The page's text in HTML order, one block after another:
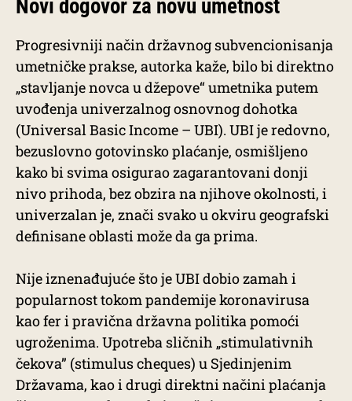
Novi dogovor za novu umetnost
Progresivniji način državnog subvencionisanja
umetničke prakse, autorka kaže, bilo bi direktno
„stavljanje novca u džepove“ umetnika putem
uvođenja univerzalnog osnovnog dohotka
(Universal Basic Income – UBI). UBI je redovno,
bezuslovno gotovinsko plaćanje, osmišljeno
kako bi svima osigurao zagarantovani donji
nivo prihoda, bez obzira na njihove okolnosti, i
univerzalan je, znači svako u okviru geografski
definisane oblasti može da ga prima.
Nije iznenađujuće što je UBI dobio zamah i
popularnost tokom pandemije koronavirusa
kao fer i pravična državna politika pomoći
ugroženima. Upotreba sličnih „stimulativnih
čekova” (stimulus cheques) u Sjedinjenim
Državama, kao i drugi direktni načini plaćanja